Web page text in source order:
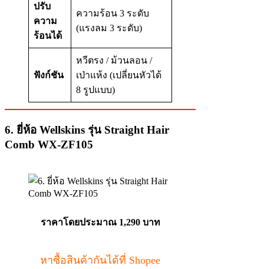
ปรับ
ความ
ร้อนได้
ความร้อน 3 ระดับ
(แรงลม 3 ระดับ)
ฟังก์ชัน
หวีตรง / ม้วนลอน /
เป่าแห้ง (เปลี่ยนหัวได้
8 รูปแบบ)
6. ยี่ห้อ Wellskins รุ่น Straight Hair
Comb WX-ZF105
ราคาโดยประมาณ 1,290 บาท
หาซื้อสินค้ากันได้ที่ Shopee